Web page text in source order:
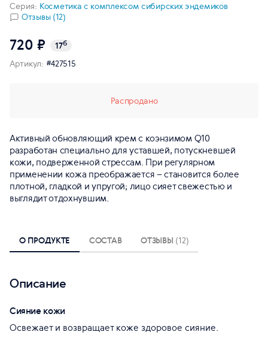
Серия: Косметика с комплексом сибирских эндемиков
Отзывы (12)
Активный обновляющий крем с коэнзимом Q10
разработан специально для уставшей, потускневшей
кожи, подверженной стрессам. При регулярном
применении кожа преображается – становится более
плотной, гладкой и упругой; лицо сияет свежестью и
выглядит отдохнувшим.
720 ₽ 17б
Распродано
Артикул: #427515
О ПРОДУКТЕ СОСТАВ ОТЗЫВЫ (12)
Описание
Сияние кожи
Освежает и возвращает коже здоровое сияние.